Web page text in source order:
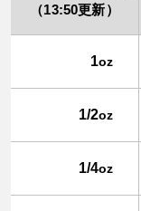
（13:50更新）
1oz
1/2oz
1/4oz